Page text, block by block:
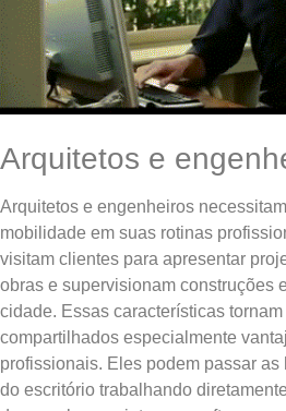
Arquitetos e
Arquitetos e engenheiros
mobilidade em suas rotinas
visitam clientes para apresentar
obras e supervisionam construções
cidade. Essas características
compartilhados especialmente
profissionais. Eles podem passar
do escritório trabalhando